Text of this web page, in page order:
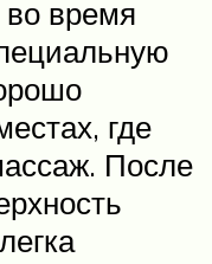
во время
где
После